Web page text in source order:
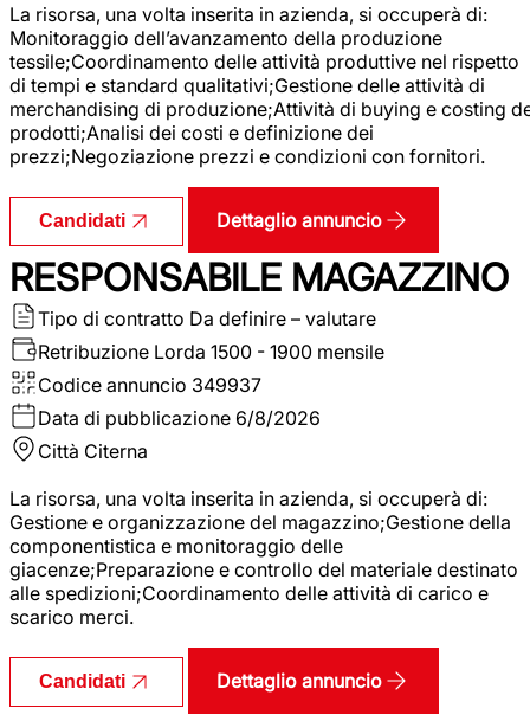
La risorsa, una volta inserita in azienda, si occuperà di:
Monitoraggio dell’avanzamento della produzione
tessile;Coordinamento delle attività produttive nel rispetto
di tempi e standard qualitativi;Gestione delle attività di
merchandising di produzione;Attività di buying e costing
prodotti;Analisi dei costi e definizione dei
prezzi;Negoziazione prezzi e condizioni con fornitori.
Candidati Dettaglio annuncio
RESPONSABILE MAGAZZINO
Tipo di contratto Da definire – valutare
Retribuzione Lorda 1500 - 1900 mensile
Codice annuncio 349937
Data di pubblicazione 6/8/2026
Città Citerna
La risorsa, una volta inserita in azienda, si occuperà di:
Gestione e organizzazione del magazzino;Gestione della
componentistica e monitoraggio delle
giacenze;Preparazione e controllo del materiale destinato
alle spedizioni;Coordinamento delle attività di carico e
scarico merci.
Candidati Dettaglio annuncio